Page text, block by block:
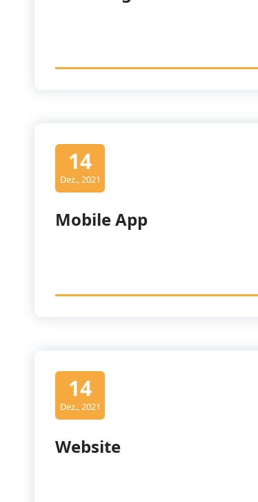
14
Dez., 2021
Mobile App
14
Dez., 2021
Website